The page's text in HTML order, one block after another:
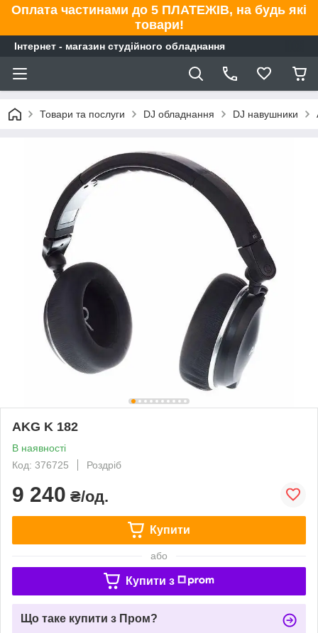
Оплата частинами до 5 ПЛАТЕЖІВ, на будь які
товари!
Інтернет - магазин студійного обладнання
Товари та послуги DJ обладнання DJ навушники
AKG K 182
В наявності
Код: 376725
Роздріб
9 240 ₴/од.
Купити
або
Купити з
Що таке купити з Пром?